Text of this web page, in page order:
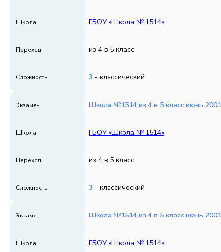
Школа ГБОУ «Школа № 1514»
Переход из 4 в 5 класс
Сложность 3 - классический
Экзамен Школа №1514 из 4 в 5 класс июнь
Школа ГБОУ «Школа № 1514»
Переход из 4 в 5 класс
Сложность 3 - классический
Экзамен Школа №1514 из 4 в 5 класс июнь
Школа ГБОУ «Школа № 1514»